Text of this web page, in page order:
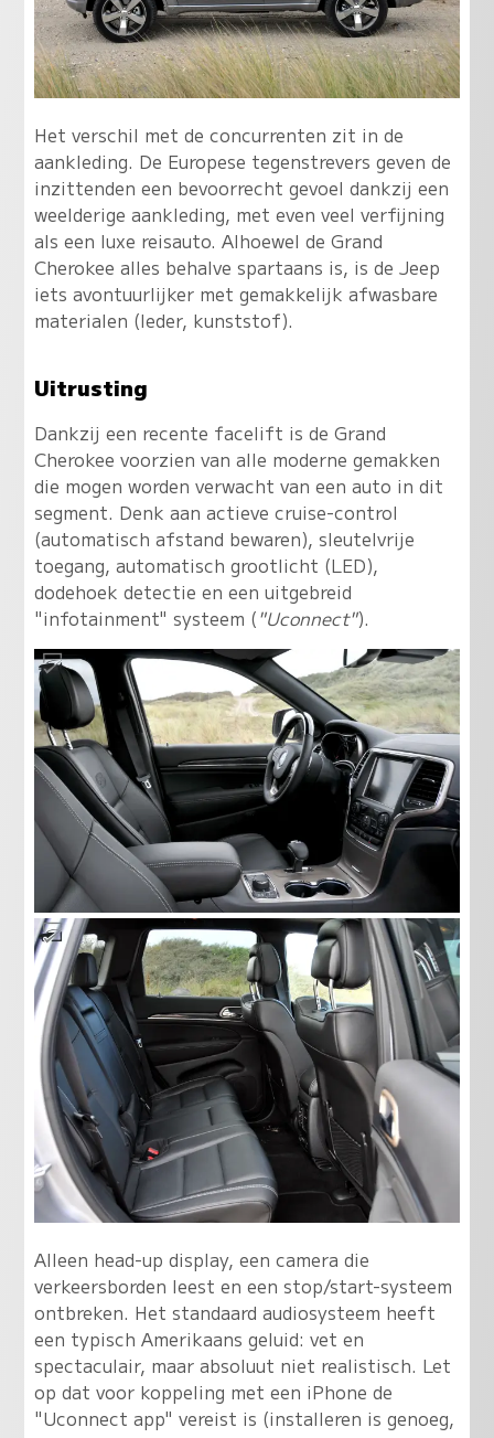
Het verschil met de concurrenten zit in de
aankleding. De Europese tegenstrevers geven de
inzittenden een bevoorrecht gevoel dankzij een
weelderige aankleding, met even veel verfijning
als een luxe reisauto. Alhoewel de Grand
Cherokee alles behalve spartaans is, is de Jeep
iets avontuurlijker met gemakkelijk afwasbare
materialen (leder, kunststof).
Uitrusting
Dankzij een recente facelift is de Grand
Cherokee voorzien van alle moderne gemakken
die mogen worden verwacht van een auto in dit
segment. Denk aan actieve cruise-control
(automatisch afstand bewaren), sleutelvrije
toegang, automatisch grootlicht (LED),
dodehoek detectie en een uitgebreid
"infotainment" systeem ("Uconnect").
Alleen head-up display, een camera die
verkeersborden leest en een stop/start-systeem
ontbreken. Het standaard audiosysteem heeft
een typisch Amerikaans geluid: vet en
spectaculair, maar absoluut niet realistisch. Let
op dat voor koppeling met een iPhone de
"Uconnect app" vereist is (installeren is genoeg,